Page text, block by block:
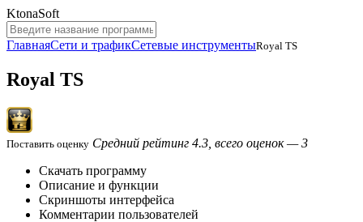
KtonaSoft
ГлавнаяСети и трафикСетевые инструментыRoyal TS
Royal TS
Поставить оценку Средний рейтинг 4.3, всего оценок — 3
Скачать программу
Описание и функции
Скриншоты интерфейса
Комментарии пользователей